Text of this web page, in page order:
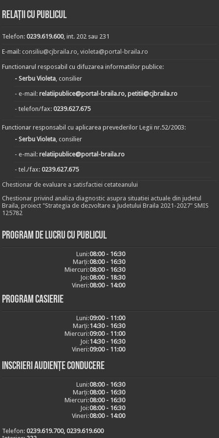
Relații cu publicul
Telefon:0239.619.600, int. 202 sau 231
E-mail:consiliu@cjbraila.ro,violeta@portal-braila.ro
Functionarul resposabil cu difuzarea informatiilor publice:
- Serbu Violeta, consilier
- e-mail:relatiipublice@portal-braila.ro, petitii@cjbraila.ro
- telefon/fax:0239.627.675
Functionar responsabil cu aplicarea prevederilor Legii nr.52/2003:
- Serbu Violeta, consilier
- e-mail:relatiipublice@portal-braila.ro
- tel./fax:0239.627.675
Chestionar de evaluare a satisfactiei cetateanului
Chestionar privind analiza diagnostic asupra situatiei actuale din judetul
Braila, proiect "Strategia de dezvoltare a Judetului Braila 2021-2027" SMIS
125782
Program de lucru cu publicul
Luni:08:00 - 16:30
Marți:08:00 - 16:30
Miercuri:08:00 - 16:30
Joi:08:00 - 18:30
Vineri:08:00 - 14:00
Program casierie
Luni:09:00 - 11:00
Marți:14:30 - 16:30
Miercuri:09:00 - 11:00
Joi:14:30 - 16:30
Vineri:09:00 - 11:00
Inscrieri audiențe conducere
Luni:08:00 - 16:30
Marți:08:00 - 16:30
Miercuri:08:00 - 16:30
Joi:08:00 - 16:30
Vineri:08:00 - 14:00
Telefon:0239.619.700, 0239.619.600